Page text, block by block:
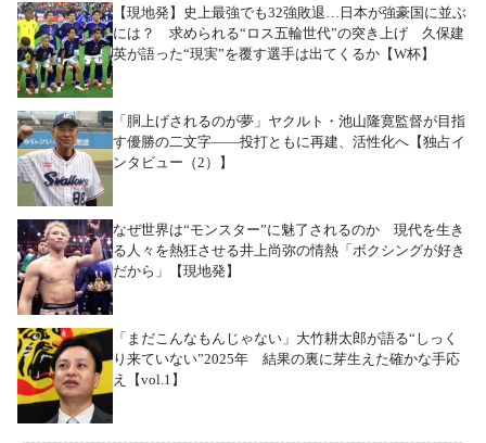
【現地発】史上最強でも32強敗退…日本が強豪国に並ぶ
には？ 求められる“ロス五輪世代”の突き上げ 久保建
英が語った“現実”を覆す選手は出てくるか【W杯】
「胴上げされるのが夢」ヤクルト・池山隆寛監督が目指
す優勝の二文字――投打ともに再建、活性化へ【独占イ
ンタビュー（2）】
なぜ世界は“モンスター”に魅了されるのか 現代を生き
る人々を熱狂させる井上尚弥の情熱「ボクシングが好き
だから」【現地発】
「まだこんなもんじゃない」大竹耕太郎が語る“しっく
り来ていない”2025年 結果の裏に芽生えた確かな手応
え【vol.1】